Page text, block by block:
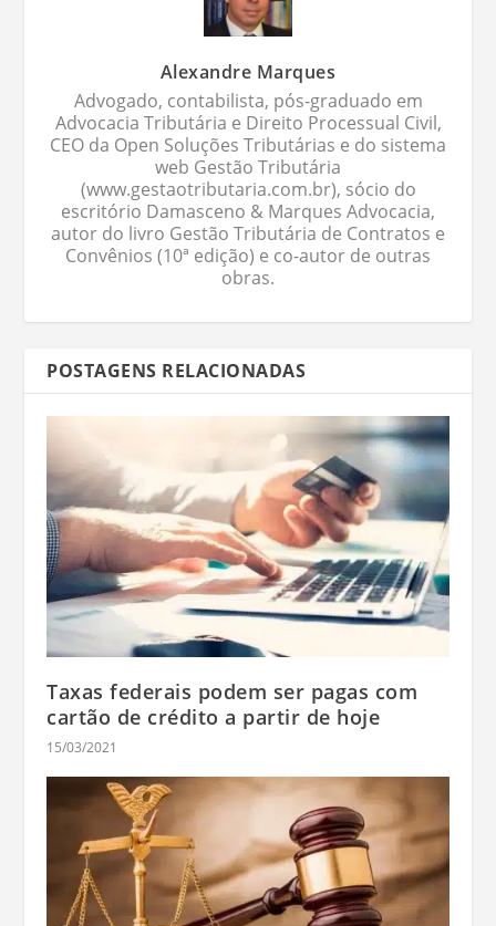
Alexandre Marques
Advogado, contabilista, pós-graduado em
Advocacia Tributária e Direito Processual Civil,
CEO da Open Soluções Tributárias e do sistema
web Gestão Tributária
(www.gestaotributaria.com.br), sócio do
escritório Damasceno & Marques Advocacia,
autor do livro Gestão Tributária de Contratos e
Convênios (10ª edição) e co-autor de outras
obras.
POSTAGENS RELACIONADAS
Taxas federais podem ser pagas com
cartão de crédito a partir de hoje
15/03/2021